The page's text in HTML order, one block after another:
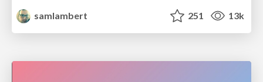
samlambert
251 13k